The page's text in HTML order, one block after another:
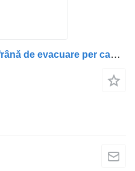
Rivestimento Amortizor de frână de evacuare per camion DAF 1741590/1638642 (piesă uzată)